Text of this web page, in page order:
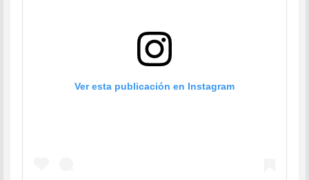
Ver esta publicación en Instagram